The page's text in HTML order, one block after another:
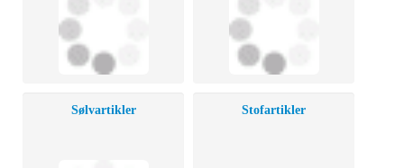
Sølvartikler Stofartikler